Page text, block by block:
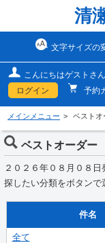
清
文字サイズの
こんにちはゲストさん
ログイン
予約
メインメニュー ベストオ
ベストオーダー
２０２６年０８月０８日
探したい分類をボタンで
件名
全て